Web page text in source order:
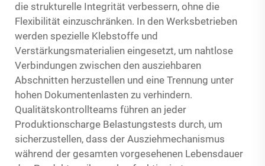
die strukturelle Integrität verbessern, ohne die
Flexibilität einzuschränken. In den Werksbetrieben
werden spezielle Klebstoffe und
Verstärkungsmaterialien eingesetzt, um nahtlose
Verbindungen zwischen den ausziehbaren
Abschnitten herzustellen und eine Trennung unter
hohen Dokumentenlasten zu verhindern.
Qualitätskontrollteams führen an jeder
Produktionscharge Belastungstests durch, um
sicherzustellen, dass der Ausziehmechanismus
während der gesamten vorgesehenen Lebensdauer